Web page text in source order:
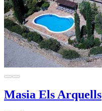
Masia Els Arquells